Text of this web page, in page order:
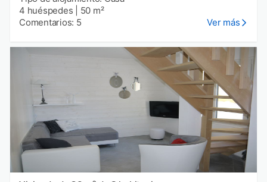
4 huéspedes
50 m²
Comentarios: 5
Ver más